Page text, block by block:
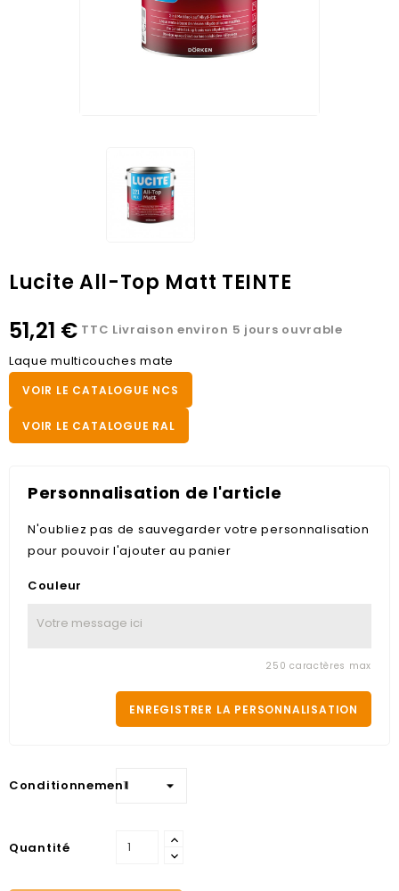
Lucite All-Top Matt TEINTE
51,21 € TTC Livraison environ 5 jours ouvrable
Laque multicouches mate
VOIR LE CATALOGUE NCS
VOIR LE CATALOGUE RAL
Personnalisation de l'article
N'oubliez pas de sauvegarder votre personnalisation
pour pouvoir l'ajouter au panier
Couleur
250 caractères max
ENREGISTRER LA PERSONNALISATION
Conditionnement
Quantité